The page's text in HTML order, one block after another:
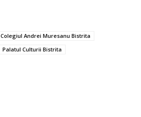
Colegiul Andrei Muresanu Bistrita
Palatul Culturii Bistrita